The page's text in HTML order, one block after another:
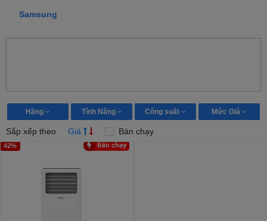
Samsung
Hãng Tính Năng Công suất Mức Giá
Sắp xếp theo Giá Bán chạy
42%